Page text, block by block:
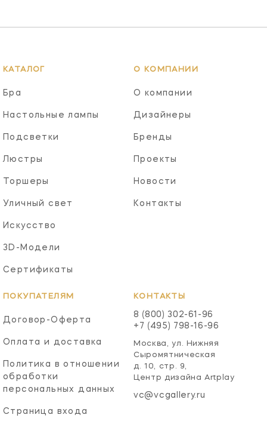
КАТАЛОГ
Бра
Настольные лампы
Подсветки
Люстры
Торшеры
Уличный свет
Искусство
3D-Модели
Сертификаты
О КОМПАНИИ
О компании
Дизайнеры
Бренды
Проекты
Новости
Контакты
ПОКУПАТЕЛЯМ
Договор-Оферта
Оплата и доставка
Политика в отношении
обработки
персональных данных
Страница входа
КОНТАКТЫ
8 (800) 302-61-96
+7 (495) 798-16-96
Москва, ул. Нижняя
Сыромятническая
д. 10, стр. 9,
Центр дизайна Artplay
vc@vcgallery.ru